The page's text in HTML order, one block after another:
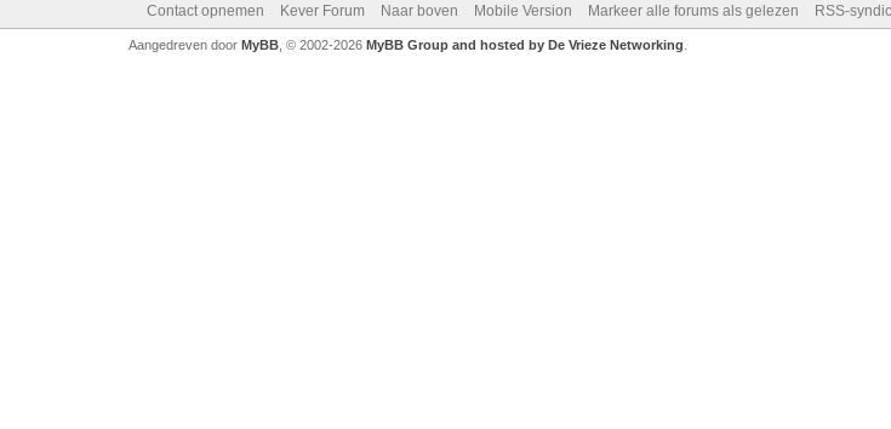
Contact opnemen Kever Forum Naar boven Mobile Version Markeer alle forums als gelezen RSS-
Aangedreven door MyBB, © 2002-2026 MyBB Group and hosted by De Vrieze Networking